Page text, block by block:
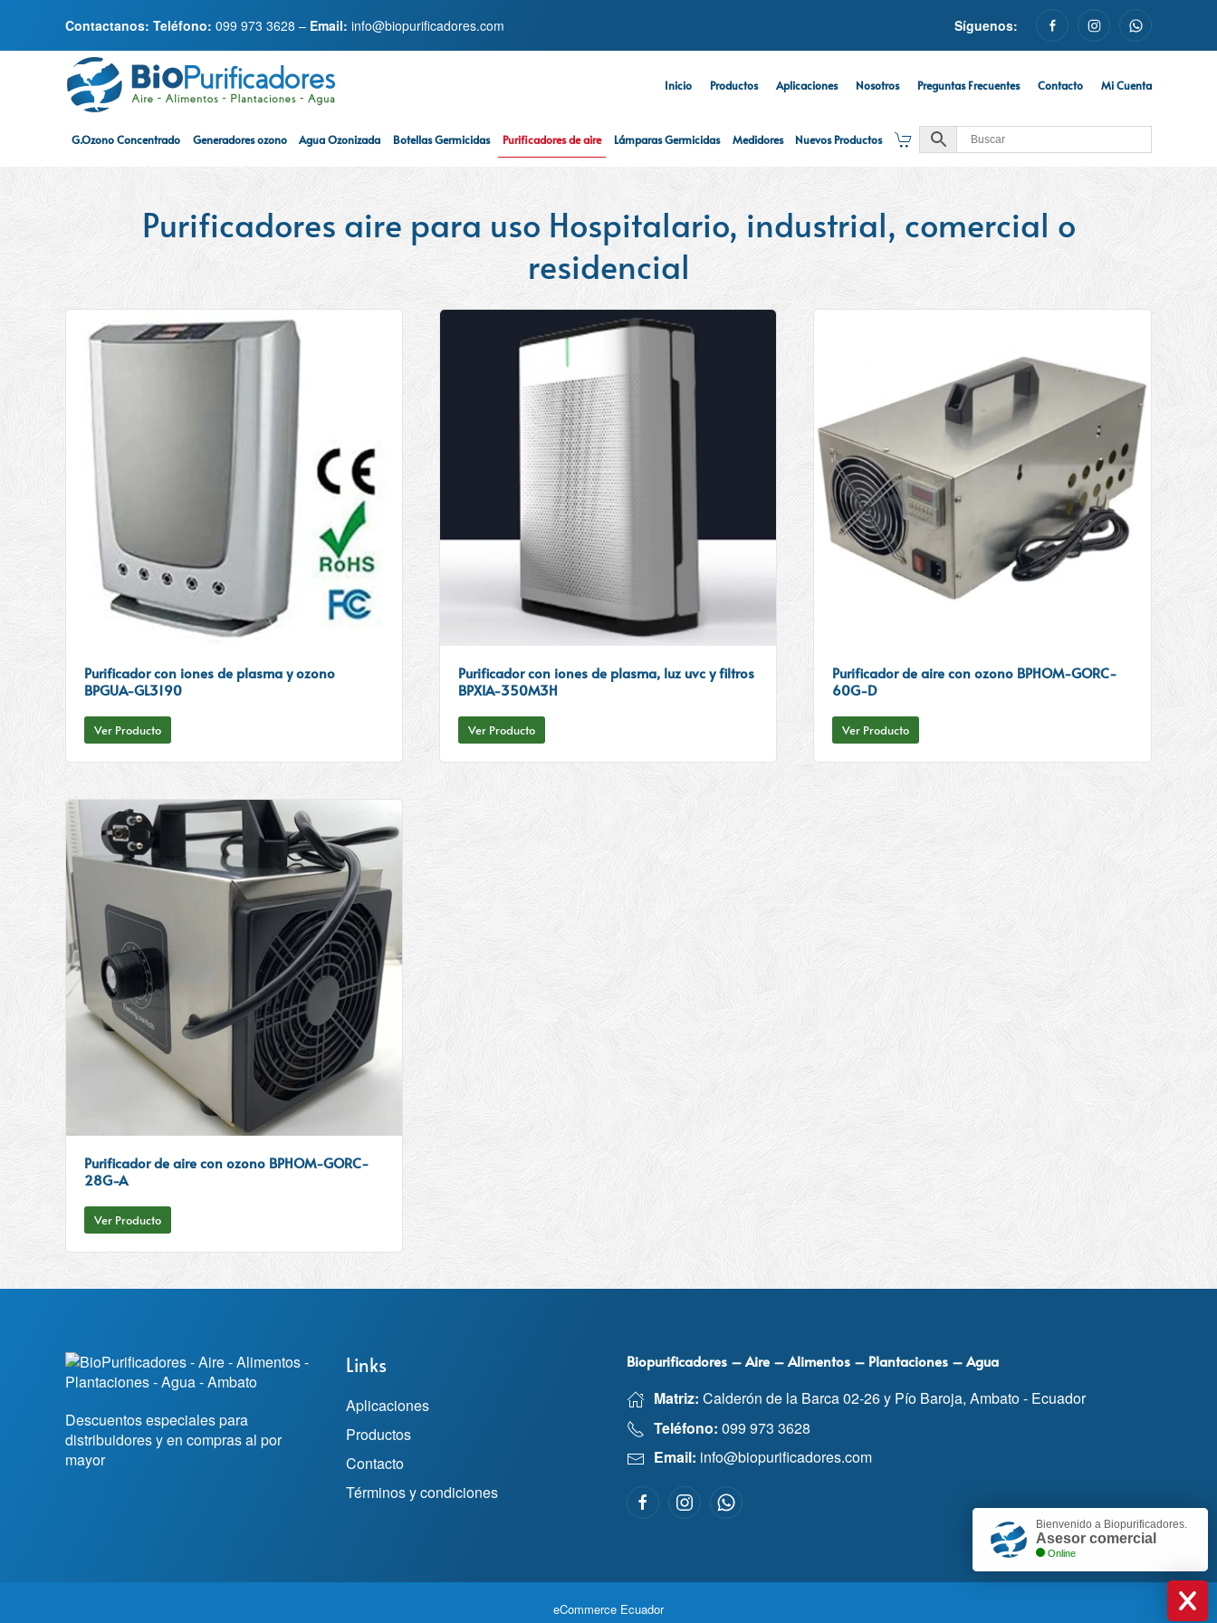
Contactanos: Teléfono: 099 973 3628 – Email: info@biopurificadores.com Síguenos:
Inicio Productos Aplicaciones Nosotros Preguntas Frecuentes Contacto Mi Cuenta
G.Ozono Concentrado Generadores ozono Agua Ozonizada Botellas Germicidas Purificadores de aire Lámparas Germicidas Medidores Nuevos Productos
Purificadores aire para uso Hospitalario, industrial, comercial o
residencial
Purificador con iones de plasma y ozono
BPGUA-GL3190
Ver Producto
Purificador con iones de plasma, luz uvc y filtros
BPXIA-350M3H
Ver Producto
Purificador de aire con ozono BPHOM-GORC-
60G-D
Ver Producto
Purificador de aire con ozono BPHOM-GORC-
28G-A
Ver Producto
Descuentos especiales para
distribuidores y en compras al por
mayor
Links
Aplicaciones
Productos
Contacto
Términos y condiciones
Biopurificadores – Aire – Alimentos – Plantaciones – Agua
Matriz: Calderón de la Barca 02-26 y Pío Baroja, Ambato - Ecuador
Teléfono: 099 973 3628
Email: info@biopurificadores.com
eCommerce Ecuador
Bienvenido a Biopurificadores.
Asesor comercial
Online